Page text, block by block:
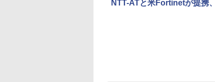
NTT-ATと米Fortinetが提携